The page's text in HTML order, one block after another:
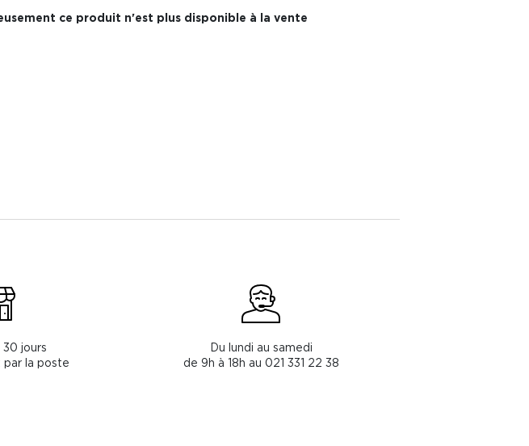
ce produit n'est plus disponible à la vente
30 jours
par la poste
Du lundi au samedi
de 9h à 18h au 021 331 22 38